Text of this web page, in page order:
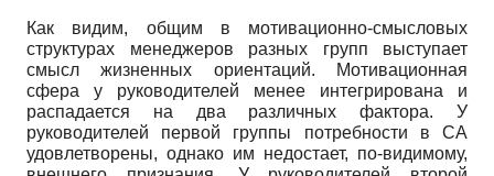
Как видим, общим в мотивационно-смысловых
структурах менеджеров разных групп выступает
смысл жизненных ориентаций. Мотивационная
сфера у руководителей менее интегрирована и
распадается на два различных фактора. У
руководителей первой группы потребности в СА
удовлетворены, однако им недостает, по-видимому,